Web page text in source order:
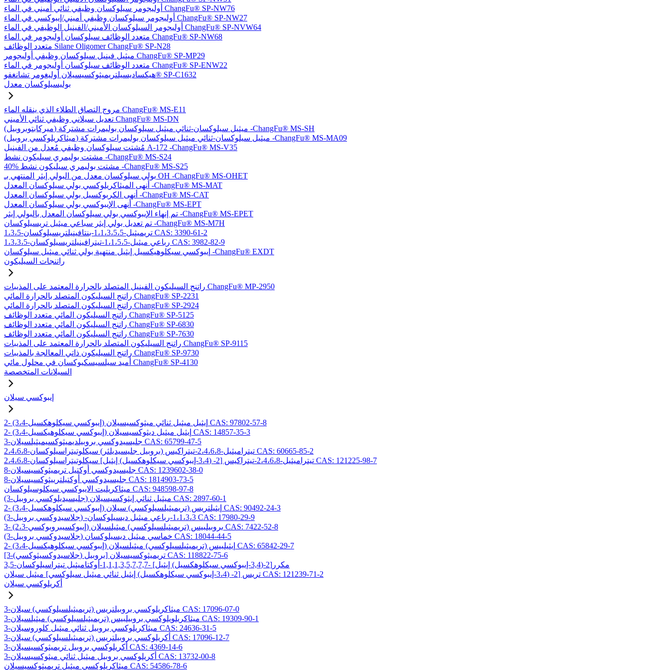
أوليجومر سيلوكسان وظيفي ثنائي أميني في الماء ChangFu® SP-NW76
أوليجومر سيلوكسان وظيفي أميني/إيبوكسي في الماء ChangFu® SP-NW27
أوليجومر السيلوكسان الأميني/الفينيل الوظيفي في الماء ChangFu® SP-NVW64
متعدد الوظائف سيلوكسان أوليجومر في الماء ChangFu® SP-NW68
متعدد الوظائف Silane Oligomer ChangFu® SP-N28
ميثيل فينيل سيلوكسان وظيفي أوليجومر ChangFu® SP-MP29
متعدد الوظائف سيلوكسان أوليجومر في الماء ChangFu® SP-ENW22
هيكساديسيلتريميثوكسيسيلان أوليغومر تشانغفو® SP-C1632
بوليسيلوكسان معدل
مروج التصاق الطلاء الذي ينقله الماء ChangFu® MS-E11
تعديل سيلاني وظيفي ثنائي الأميني ChangFu® MS-DN
(ميركابتوبروبيل) ميثيل سيلوكسان-ثنائي ميثيل سيلوكسان بوليمرات مشتركة -ChangFu® MS-SH
(ميثاكريلوكسي بروبيل) ميثيل سيلوكسان-ثنائي ميثيل سيلوكسان بوليمرات مشتركة -ChangFu® MS-MA09
مُشتت سيلوكسان وظيفي مُعدل من الفينيل A-172 -ChangFu® MS-V35
مشتت بوليمري سيليكون نشط -ChangFu® MS-S24
40% مشتت بوليمري سيليكون نشط -ChangFu® MS-S25
بولي سيلوكسان معدل من البولي إيثر المنتهي بـ OH -ChangFu® MS-OHET
أنهى الميثاكريلوكسي بولي سيلوكسان المعدل -ChangFu® MS-MAT
أنهى الكربوكسيل بولي سيلوكسان المعدل -ChangFu® MS-CAT
أنهى الإيبوكسي بولي سيلوكسان المعدل -ChangFu® MS-EPT
تم إنهاء الإيبوكسي بولي سيلوكسان المعدل بالبولي إيثر -ChangFu® MS-EPET
تم تعديل بولي إيثر سباعي ميثيل تريسيلوكسان -ChangFu® MS-M7H
1،3،5-تريميثيل-1،1،3،5،5-بنتافينيلتريسيلوكسان CAS: 3390-61-2
1،3،3،5-رباعي ميثيل-1،1،5،5-تيترافينيلتريسيلوكسان CAS: 3982-82-9
إيبوكسي سيكلوهيكسيل إيثيل منتهية بولي ثنائي ميثيل سيلوكسان -ChangFu® EXDT
راتنجات السيليكون
راتنج السيليكون الفينيل المتصلد بالحرارة المعتمد على المذيبات ChangFu® MP-2950
راتنج السيليكون المتصلد بالحرارة المائي ChangFu® SP-2231
راتنج السيليكون المتصلد بالحرارة المائي ChangFu® SP-2924
راتنج السيليكون المائي متعدد الوظائف ChangFu® SP-5125
راتنج السيليكون المائي متعدد الوظائف ChangFu® SP-6830
راتنج السيليكون المائي متعدد الوظائف ChangFu® SP-7630
راتنج السيليكون المتصلد بالحرارة المعتمد على المذيبات ChangFu® SP-9115
راتنج السيليكون ذاتي المعالجة بالمذيبات ChangFu® SP-9730
أميد سيلسيسكيوكسان في محلول مائي ChangFu® SP-4130
السيلانات المتخصصة
إيبوكسي سيلان
2- (3،4-إيبوكسي سيكلوهكسيل) إيثيل ميثيل ثنائي ميثوكسيسيلان CAS: 97802-57-8
2- (3،4-إيبوكسي سيكلوهيكسيل) إيثيل ميثيل ديثوكسيسيلان CAS: 14857-35-3
3-جليسيدوكسي بروبيلديميثوكسيميثيلسيلان CAS: 65799-47-5
2،4،6،8-تيتراميثيل-2،4،6،8-تيتراكيس (بروبيل جليسيديلثر) سيكلوتيتراسيلوكسان CAS: 60665-85-2
2،4،6،8-تيتراميثيل-2،4،6،8-تيتراكيس [2- (3،4-إيبوكسي سيكلوهكسيل) إيثيل] سيكلوتيتراسيلوكسان CAS: 121225-98-7
8-جليسيدوكسي أوكتيل تريميثوكسيسيلان CAS: 1239602-38-0
8-جليسيدوكسي أوكتيلترييثوكسيسيلان CAS: 1814903-73-5
ميثاكريليت الايبوكسي سيكلوسيلوكسان CAS: 948598-97-8
(3-جليسيديلوكسي بروبيل) ميثيل ثنائي إيثوكسيسيلان CAS: 2897-60-1
2- (3،4-إيبوكسي سيكلوهكسيل) إيثيلتريس (تريميثيلسيلوكسي) سيلان CAS: 90492-24-3
(3-جلاسيدوكسي بروبيل) -1،1،3،3-رباعي ميثيل ديسيلوكسان CAS: 17980-29-9
3- (2،3-إيبوكسيبروبوكسي) بروبيلبيس (تريميثيلسيلوكسي) ميثيلسيلان CAS: 7422-52-8
(3-جلاسيدوكسي بروبيل) خماسي ميثيل ديسيلوكسان CAS: 18044-44-5
2- (3،4-إيبوكسي سيكلوهيكسيل) إيثيلبيس (تريميثيلسيلوكسي) ميثيلسيلان CAS: 65842-29-7
[3-(جلاسيدوكسيثوكسي) بروبيل] تريميثوكسيسيلان CAS: 118822-75-6
3,5-مكرر[2-(3,4-إيبوكسي سيكلوهكسيل) إيثيل] -1,1,1,3,5,7,7,7-أوكتاميثيل تيتراسيلوكسان
تريس [2- (3،4-إيبوكسي سيكلوهكسيل) إيثيل ثنائي ميثيل سيلوكسي] ميثيل سيلان CAS: 121239-71-2
أكريلوكسي سيلان
3-ميثاكريلوكسي بروبيلتريس (تريميثيلسيلوكسي) سيلان CAS: 17096-07-0
3-ميثاكريلويلوكسي بروبيلبيس (تريميثيلسيلوكسي) ميثيلسيلان CAS: 19309-90-1
3-ميثاكريلوكسي بروبيل ثنائي ميثيل كلوروسيلان CAS: 24636-31-5
3-أكريلوكسي بروبيلتريس (تريميثيلسيلوكسي) سيلان CAS: 17096-12-7
3-أكريلوكسي بروبيل تريميثوكسيسيلان CAS: 4369-14-6
3-أكريلوكسي بروبيل ميثيل ثنائي ميثوكسيسيلان CAS: 13732-00-8
ميثاكريلوكسي ميثيل تريميثوكسيسيلان CAS: 54586-78-6